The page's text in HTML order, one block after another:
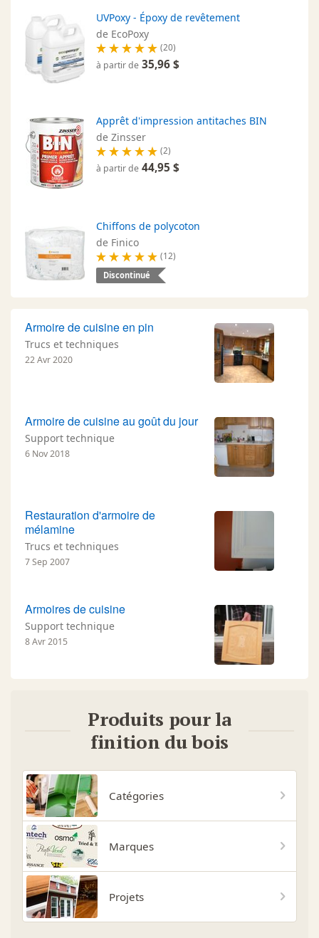
UVPoxy - Époxy de revêtement
de EcoPoxy
(20)
à partir de 35,96 $
Apprêt d'impression antitaches BIN
de Zinsser
(2)
à partir de 44,95 $
Chiffons de polycoton
de Finico
(12)
Discontinué
Armoire de cuisine en pin
Trucs et techniques
22 Avr 2020
Armoire de cuisine au goût du jour
Support technique
6 Nov 2018
Restauration d'armoire de
mélamine
Trucs et techniques
7 Sep 2007
Armoires de cuisine
Support technique
8 Avr 2015
Produits pour la
finition du bois
Catégories
Marques
Projets